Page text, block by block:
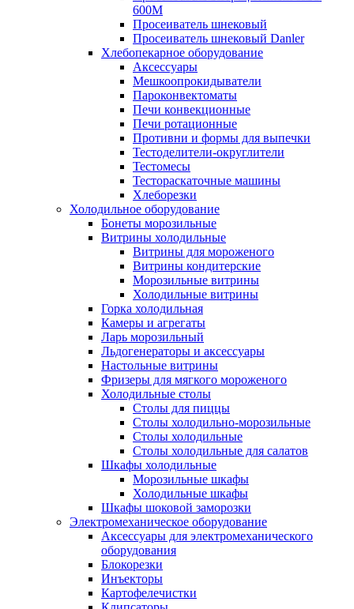
600М
Просеиватель шнековый
Просеиватель шнековый Danler
Хлебопекарное оборудование
Аксессуары
Мешкоопрокидыватели
Пароконвектоматы
Печи конвекционные
Печи ротационные
Противни и формы для выпечки
Тестоделители-округлители
Тестомесы
Тестораскаточные машины
Хлеборезки
Холодильное оборудование
Бонеты морозильные
Витрины холодильные
Витрины для мороженого
Витрины кондитерские
Морозильные витрины
Холодильные витрины
Горка холодильная
Камеры и агрегаты
Ларь морозильный
Льдогенераторы и аксессуары
Настольные витрины
Фризеры для мягкого мороженого
Холодильные столы
Столы для пиццы
Столы холодильно-морозильные
Столы холодильные
Столы холодильные для салатов
Шкафы холодильные
Mорозильные шкафы
Холодильные шкафы
Шкафы шоковой заморозки
Электромеханическое оборудование
Аксессуары для электромеханического
оборудования
Блокорезки
Инъекторы
Картофелечистки